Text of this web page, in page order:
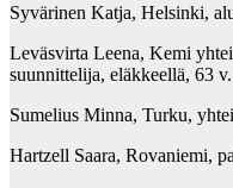
Syvärinen Katja, Helsinki,
Leväsvirta Leena, Kemi
suunnittelija, eläkkeellä, 63 v.
Sumelius Minna, Turku,
Hartzell Saara, Rovaniemi,